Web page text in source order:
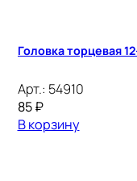
Головка торцевая
Арт.: 54910
85₽
В корзину